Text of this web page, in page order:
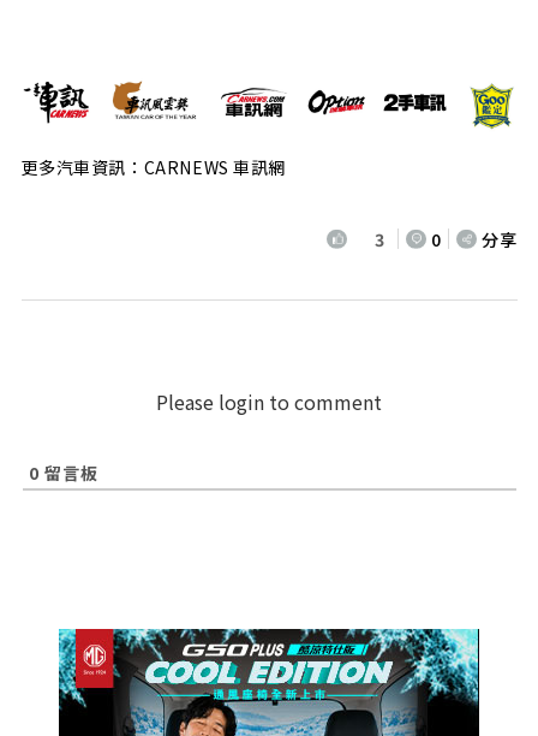
更多汽車資訊：CARNEWS 車訊網
3 0 分享
Please login to comment
0 留言板